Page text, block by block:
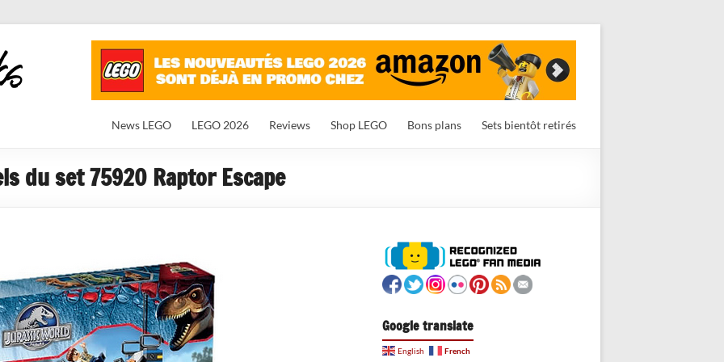
News LEGO LEGO 2026 Reviews Shop LEGO Bons plans Sets bientôt retirés
du set 75920 Raptor Escape
Google translate
English French